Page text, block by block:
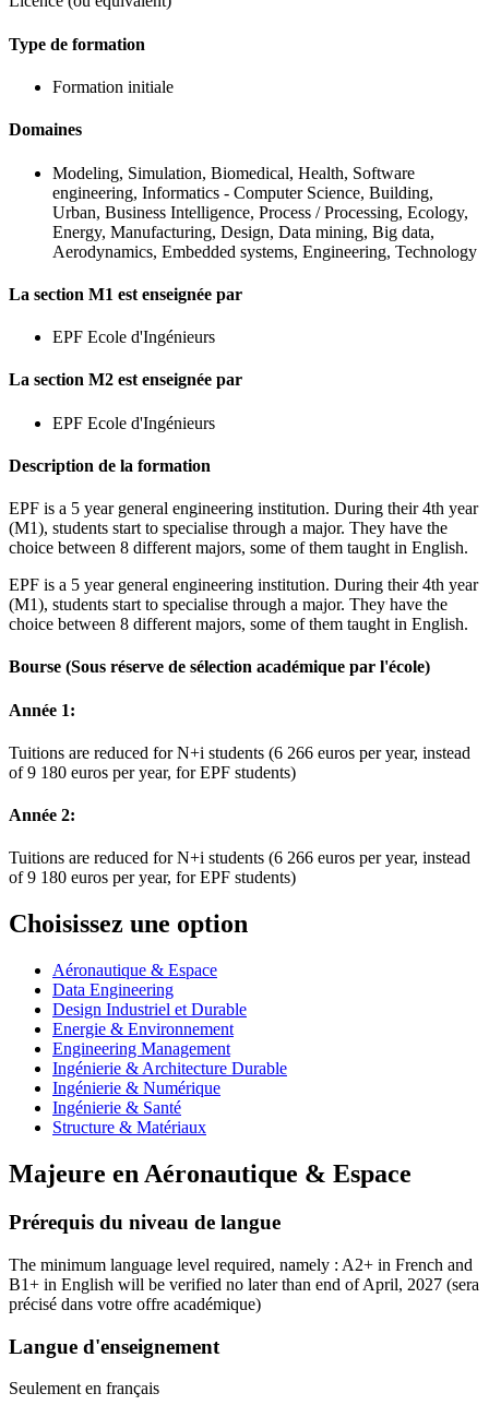
Type de formation
Formation initiale
Domaines
Modeling, Simulation, Biomedical, Health, Software
engineering, Informatics - Computer Science, Building,
Urban, Business Intelligence, Process / Processing, Ecology,
Energy, Manufacturing, Design, Data mining, Big data,
Aerodynamics, Embedded systems, Engineering, Technology
La section M1 est enseignée par
EPF Ecole d'Ingénieurs
La section M2 est enseignée par
EPF Ecole d'Ingénieurs
Description de la formation
EPF is a 5 year general engineering institution. During their 4th year
(M1), students start to specialise through a major. They have the
choice between 8 different majors, some of them taught in English.
EPF is a 5 year general engineering institution. During their 4th year
(M1), students start to specialise through a major. They have the
choice between 8 different majors, some of them taught in English.
Bourse (Sous réserve de sélection académique par l'école)
Année 1:
Tuitions are reduced for N+i students (6 266 euros per year, instead
of 9 180 euros per year, for EPF students)
Année 2:
Tuitions are reduced for N+i students (6 266 euros per year, instead
of 9 180 euros per year, for EPF students)
Choisissez une option
Aéronautique & Espace
Data Engineering
Design Industriel et Durable
Energie & Environnement
Engineering Management
Ingénierie & Architecture Durable
Ingénierie & Numérique
Ingénierie & Santé
Structure & Matériaux
Majeure en Aéronautique & Espace
Prérequis du niveau de langue
The minimum language level required, namely : A2+ in French and
B1+ in English will be verified no later than end of April, 2027 (sera
précisé dans votre offre académique)
Langue d'enseignement
Seulement en français